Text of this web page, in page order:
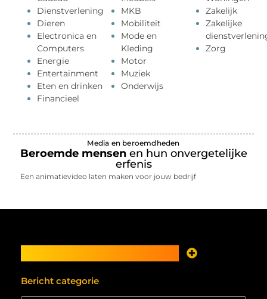
Dienstverlening
Dieren
Electronica en
Computers
Energie
Entertainment
Eten en drinken
Financieel
MKB
Mobiliteit
Mode en
Kleding
Motor
Muziek
Onderwijs
Zakelijk
Zakelijke
Zorg
Media en beroemdheden
Beroemde mensenen hun onvergetelijke
erfenis
Een animatievideo laten maken voor jouw bedrijf
Bericht categorie